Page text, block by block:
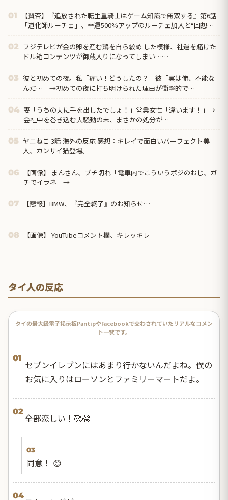
01
【賛否】『追放された転生重騎士はゲーム知識で無双する』第6話
「道化師ルーチェ」、幸運500%アップのルーチェ加入と“回想の
02 フジテレビが金の卵を産む鶏を自ら絞め した模様、社運を賭けた
ドル箱コンテンツが御蔵入りになってしまい……
03 彼と初めての夜。私「痛い！どうしたの？」彼「実は俺、不能な
んだ…」→初めての夜に打ち明けられた理由が衝撃的で…
04 妻「うちの夫に手を出したでしょ！」営業女性「違います！」→
会社中を巻き込む大騒動の末、まさかの処分が…
05 ヤニねこ 3話 海外の反応 感想：キレイで面白いパーフェクト美
人、カンサイ猫登場。
06
【画像】 まんさん、ブチ切れ「電車内でこういうポジのおじ、ガ
チでイラネ」→
07 【悲報】BMW、『完全終了』のお知らせ…
08 【画像】 YouTubeコメント欄、キレッキレ
タイ人の反応
タイの最大級電子掲示板PantipやFacebookで交わされていたリアルなコメン
ト一覧です。
01
セブンイレブンにはあまり行かないんだよね。僕の
お気に入りはローソンとファミリーマートだよ。
02
全部恋しい！🥰😂
03
同意！ 😊
04